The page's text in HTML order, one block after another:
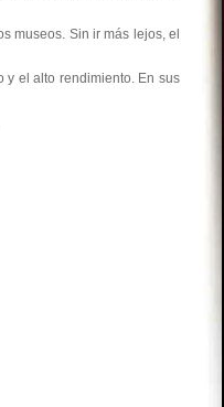
museos. Sin ir más lejos, el
y el alto rendimiento. En sus